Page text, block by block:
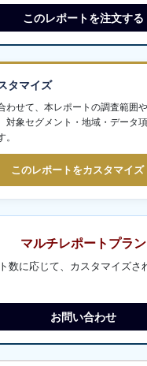
このレポートを注文する
タマイズ
わせて、本レポートの調査範囲
対象セグメント・地域・データ
このレポートをカスタマイ
マルチレポートプラン
数に応じて、カスタマイズさ
お問い合わせ